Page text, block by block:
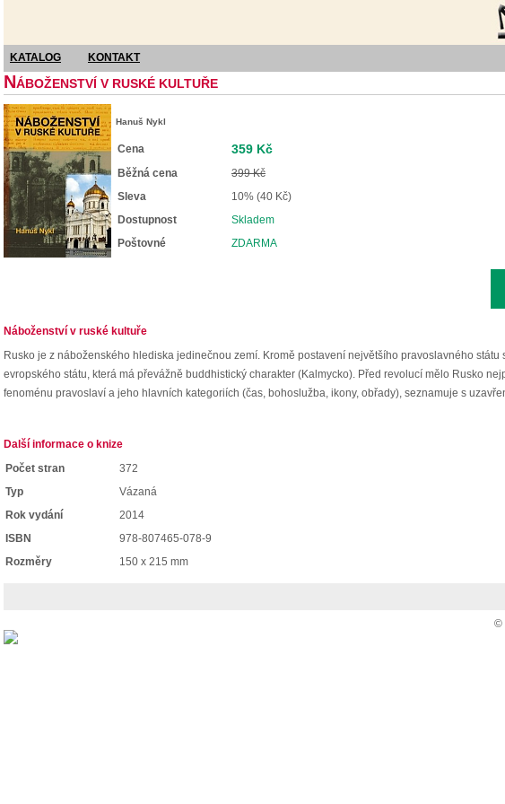
KATALOG KONTAKT
NÁBOŽENSTVÍ V RUSKÉ KULTUŘE
Hanuš Nykl
Cena 359 Kč
Běžná cena
399 Kč
Sleva
10% (40 Kč)
Dostupnost
Skladem
Poštovné
ZDARMA
Náboženství v ruské kultuře
Rusko je z náboženského hlediska jedinečnou zemí. Kromě postavení největšího pravoslavného
evropského státu, která má převážně buddhistický charakter (Kalmycko). Před revolucí mělo Rusko
fenoménu pravoslaví a jeho hlavních kategoriích (čas, bohoslužba, ikony, obřady), seznamuje s
Další informace o knize
Počet stran
372
Typ
Vázaná
Rok vydání
2014
ISBN
978-807465-078-9
Rozměry
150 x 215 mm
©